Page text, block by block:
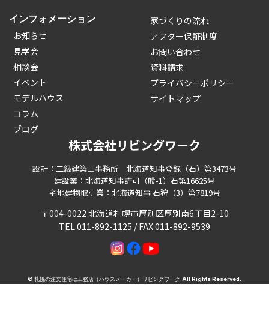
インフォメーション
お知らせ
見学会
相談会
イベント
モデルハウス
コラム
ブログ
家づくりの流れ
アフター保証制度
お問い合わせ
資料請求
プライバシーポリシー
サイトマップ
株式会社リビングワーク
設計：二級建築士事務所 北海道知事登録（石）第3473号
建設業：北海道知事許可（般-1）石第16625号
宅地建物取引業：北海道知事 石狩（3）第7819号
〒004-0022 北海道札幌市厚別区厚別南6丁目2-10
TEL 011-892-1125 / FAX 011-892-9539
© 札幌の注文住宅は工務店（ハウスメーカー）リビングワーク .All Rights Reserved.